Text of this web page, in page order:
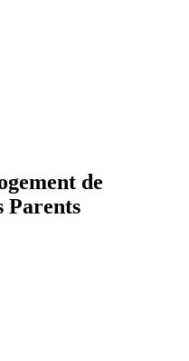
de
Parents